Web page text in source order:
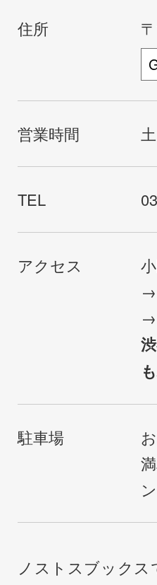
住所
営業時間
TEL
アクセス
→
→
駐車場
ノストスブック